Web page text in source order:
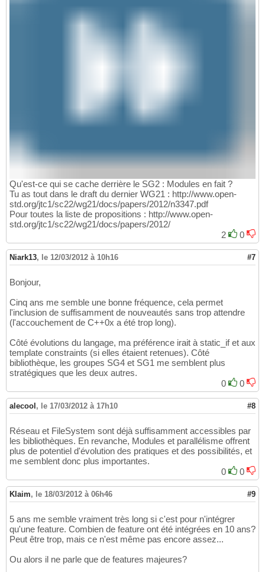
Qu'est-ce qui se cache derrière le SG2 : Modules en fait ?
Tu as tout dans le draft du dernier WG21 : http://www.open-
std.org/jtc1/sc22/wg21/docs/papers/2012/n3347.pdf
Pour toutes la liste de propositions : http://www.open-
std.org/jtc1/sc22/wg21/docs/papers/2012/
2
0
Niark13, le 12/03/2012 à 10h16 #7
Bonjour,
Cinq ans me semble une bonne fréquence, cela permet
l'inclusion de suffisamment de nouveautés sans trop attendre
(l'accouchement de C++0x a été trop long).
Côté évolutions du langage, ma préférence irait à static_if et aux
template constraints (si elles étaient retenues). Côté
bibliothèque, les groupes SG4 et SG1 me semblent plus
stratégiques que les deux autres.
0
0
alecool , le 17/03/2012 à 17h10 #8
Réseau et FileSystem sont déjà suffisamment accessibles par
les bibliothèques. En revanche, Modules et parallélisme offrent
plus de potentiel d'évolution des pratiques et des possibilités, et
me semblent donc plus importantes.
0
0
Klaim, le 18/03/2012 à 06h46 #9
5 ans me semble vraiment très long si c'est pour n'intégrer
qu'une feature. Combien de feature ont été intégrées en 10 ans?
Peut être trop, mais ce n'est même pas encore assez...
Ou alors il ne parle que de features majeures?